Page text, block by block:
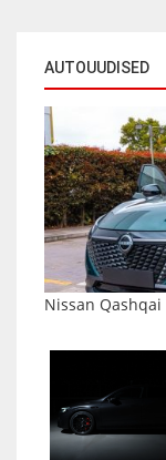
AUTOUUDISED
Nissan